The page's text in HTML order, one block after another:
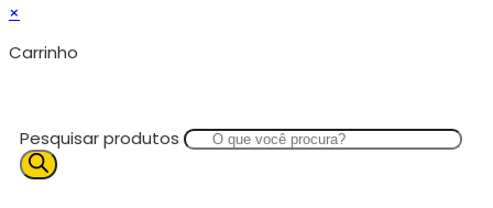
×
Carrinho
Pesquisar produtos